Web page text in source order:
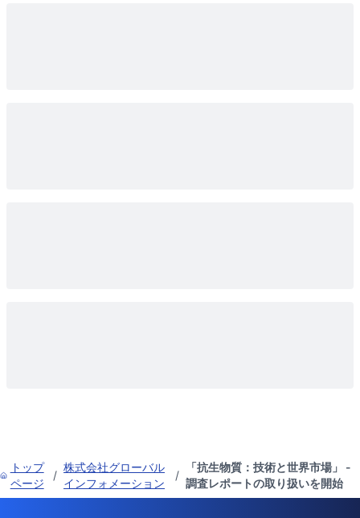
トップ
ページ
/
株式会社グローバル
インフォメーション
/
「抗生物質：技術と世界市場」 -
調査レポートの取り扱いを開始